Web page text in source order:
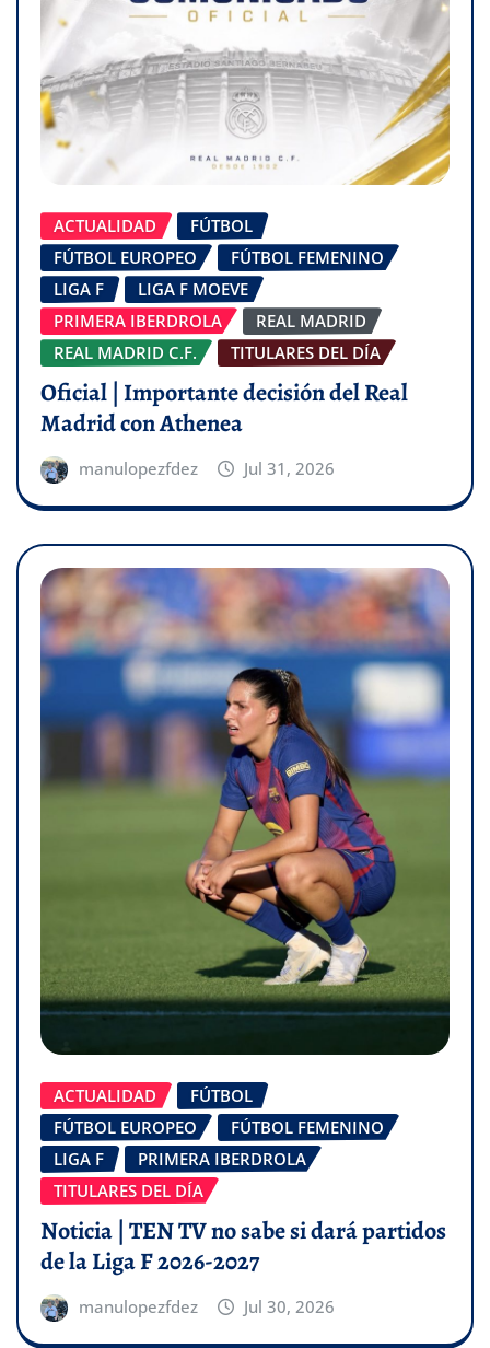
ACTUALIDAD
FÚTBOL
FÚTBOL EUROPEO
FÚTBOL FEMENINO
LIGA F
LIGA F MOEVE
PRIMERA IBERDROLA
REAL MADRID
REAL MADRID C.F.
TITULARES DEL DÍA
Oficial | Importante decisión del Real
Madrid con Athenea
manulopezfdez Jul 31, 2026
ACTUALIDAD
FÚTBOL
FÚTBOL EUROPEO
FÚTBOL FEMENINO
LIGA F
PRIMERA IBERDROLA
TITULARES DEL DÍA
Noticia | TEN TV no sabe si dará partidos
de la Liga F 2026-2027
manulopezfdez Jul 30, 2026